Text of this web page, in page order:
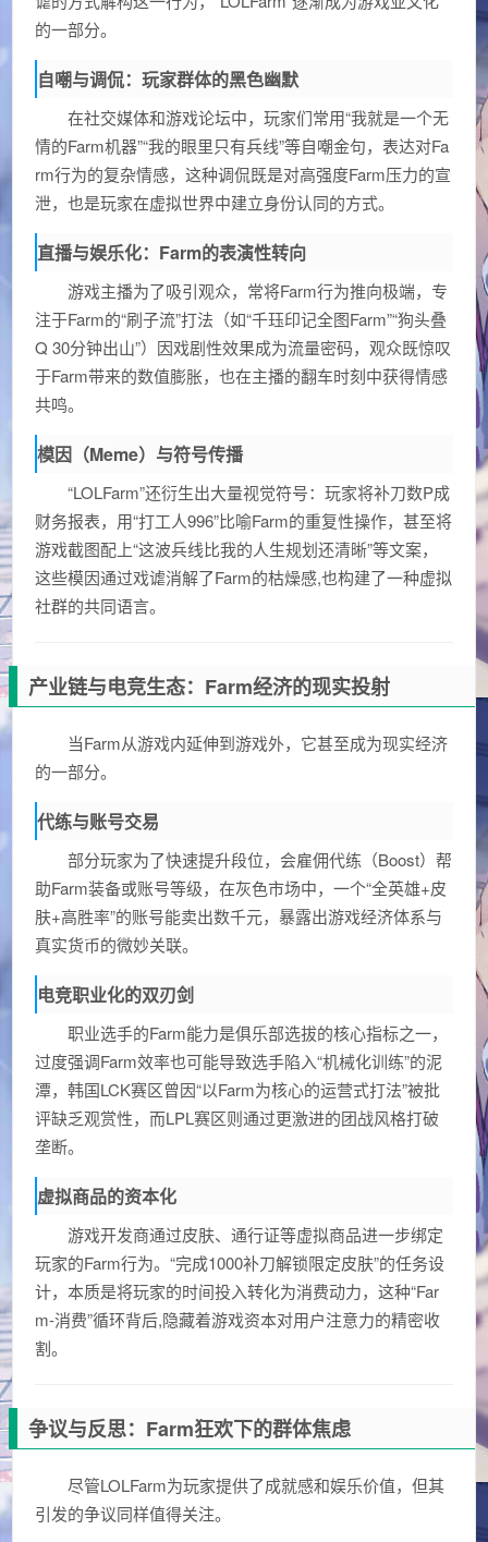
的一部分。
自嘲与调侃：玩家群体的黑色幽默
在社交媒体和游戏论坛中，玩家们常用“我就是一个无
情的Farm机器”“我的眼里只有兵线”等自嘲金句，表达对Fa
rm行为的复杂情感，这种调侃既是对高强度Farm压力的宣
泄，也是玩家在虚拟世界中建立身份认同的方式。
直播与娱乐化：Farm的表演性转向
游戏主播为了吸引观众，常将Farm行为推向极端，专
注于Farm的“刷子流”打法（如“千珏印记全图Farm”“狗头叠
Q 30分钟出山”）因戏剧性效果成为流量密码，观众既惊叹
于Farm带来的数值膨胀，也在主播的翻车时刻中获得情感
共鸣。
模因（Meme）与符号传播
“LOLFarm”还衍生出大量视觉符号：玩家将补刀数P成
财务报表，用“打工人996”比喻Farm的重复性操作，甚至将
游戏截图配上“这波兵线比我的人生规划还清晰”等文案，
这些模因通过戏谑消解了Farm的枯燥感,也构建了一种虚拟
社群的共同语言。
产业链与电竞生态：Farm经济的现实投射
当Farm从游戏内延伸到游戏外，它甚至成为现实经济
的一部分。
代练与账号交易
部分玩家为了快速提升段位，会雇佣代练（Boost）帮
助Farm装备或账号等级，在灰色市场中，一个“全英雄+皮
肤+高胜率”的账号能卖出数千元，暴露出游戏经济体系与
真实货币的微妙关联。
电竞职业化的双刃剑
职业选手的Farm能力是俱乐部选拔的核心指标之一，
过度强调Farm效率也可能导致选手陷入“机械化训练”的泥
潭，韩国LCK赛区曾因“以Farm为核心的运营式打法”被批
评缺乏观赏性，而LPL赛区则通过更激进的团战风格打破
垄断。
虚拟商品的资本化
游戏开发商通过皮肤、通行证等虚拟商品进一步绑定
玩家的Farm行为。“完成1000补刀解锁限定皮肤”的任务设
计，本质是将玩家的时间投入转化为消费动力，这种“Far
m-消费”循环背后,隐藏着游戏资本对用户注意力的精密收
割。
争议与反思：Farm狂欢下的群体焦虑
尽管LOLFarm为玩家提供了成就感和娱乐价值，但其
引发的争议同样值得关注。